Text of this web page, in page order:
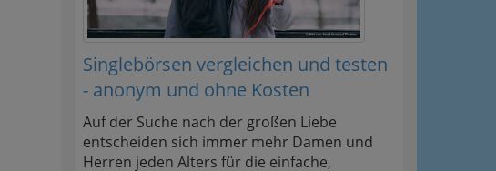
Singlebörsen vergleichen und testen
- anonym und ohne Kosten
Auf der Suche nach der großen Liebe
entscheiden sich immer mehr Damen und
Herren jeden Alters für die einfache,